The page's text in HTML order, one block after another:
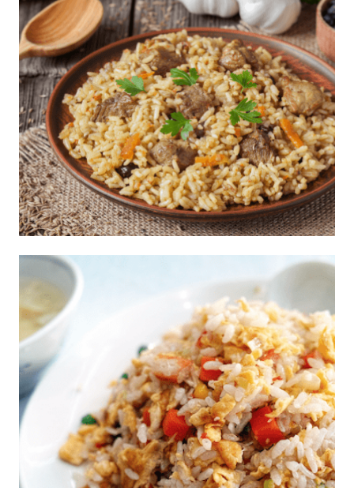
Corona de Arroz con Carne